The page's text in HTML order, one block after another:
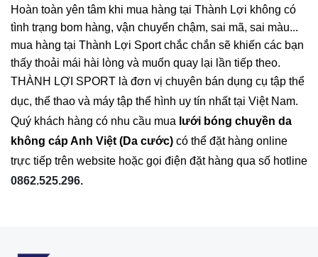
Hoàn toàn yên tâm khi mua hàng tại Thành Lợi không có
tình trạng bom hàng, vận chuyển chậm, sai mã, sai màu...
mua hàng tại Thành Lợi Sport chắc chắn sẽ khiến các bạn
thấy thoải mái hài lòng và muốn quay lại lần tiếp theo.
THÀNH LỢI SPORT là đơn vị chuyên bán dụng cụ tập thể
dục, thể thao và máy tập thể hình uy tín nhất tại Việt Nam.
Quý khách hàng có nhu cầu mua lưới bóng chuyền da
không cáp Anh Việt (Da cước) có thể đặt hàng online
trực tiếp trên website hoặc gọi điện đặt hàng qua số hotline
0862.525.296.